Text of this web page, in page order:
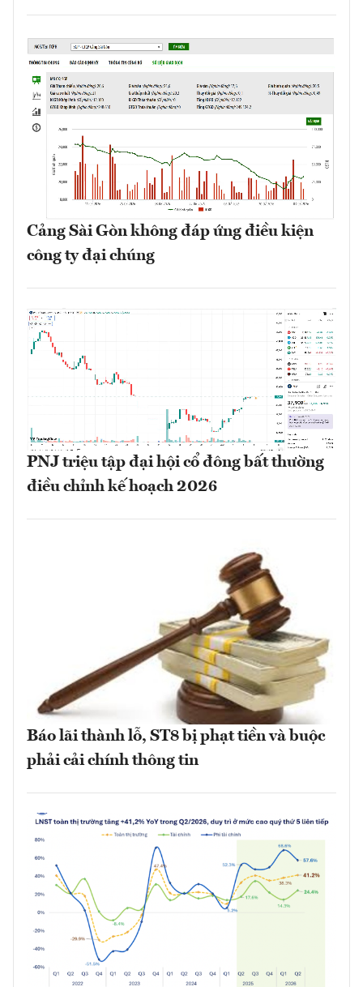
Cảng Sài Gòn không đáp ứng điều kiện
công ty đại chúng
PNJ triệu tập đại hội cổ đông bất thường
điều chỉnh kế hoạch 2026
Báo lãi thành lỗ, ST8 bị phạt tiền và buộc
phải cải chính thông tin